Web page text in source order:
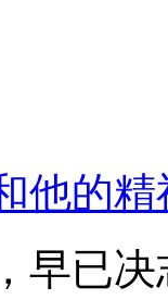
他的
早已